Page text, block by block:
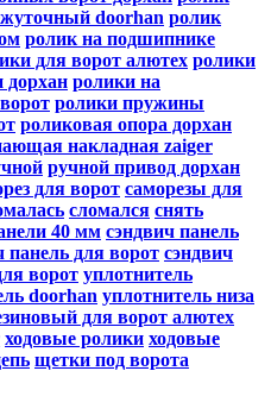
doorhan ролик
ролик на подшипнике
для ворот алютех ролики
дорхан ролики на
ролики пружины
роликовая опора дорхан
накладная zaiger
ручной привод дорхан
для ворот саморезы для
сломался снять
40 мм сэндвич панель
панель для ворот сэндвич
ворот уплотнитель
doorhan уплотнитель низа
для ворот алютех
ходовые ролики ходовые
щетки под ворота